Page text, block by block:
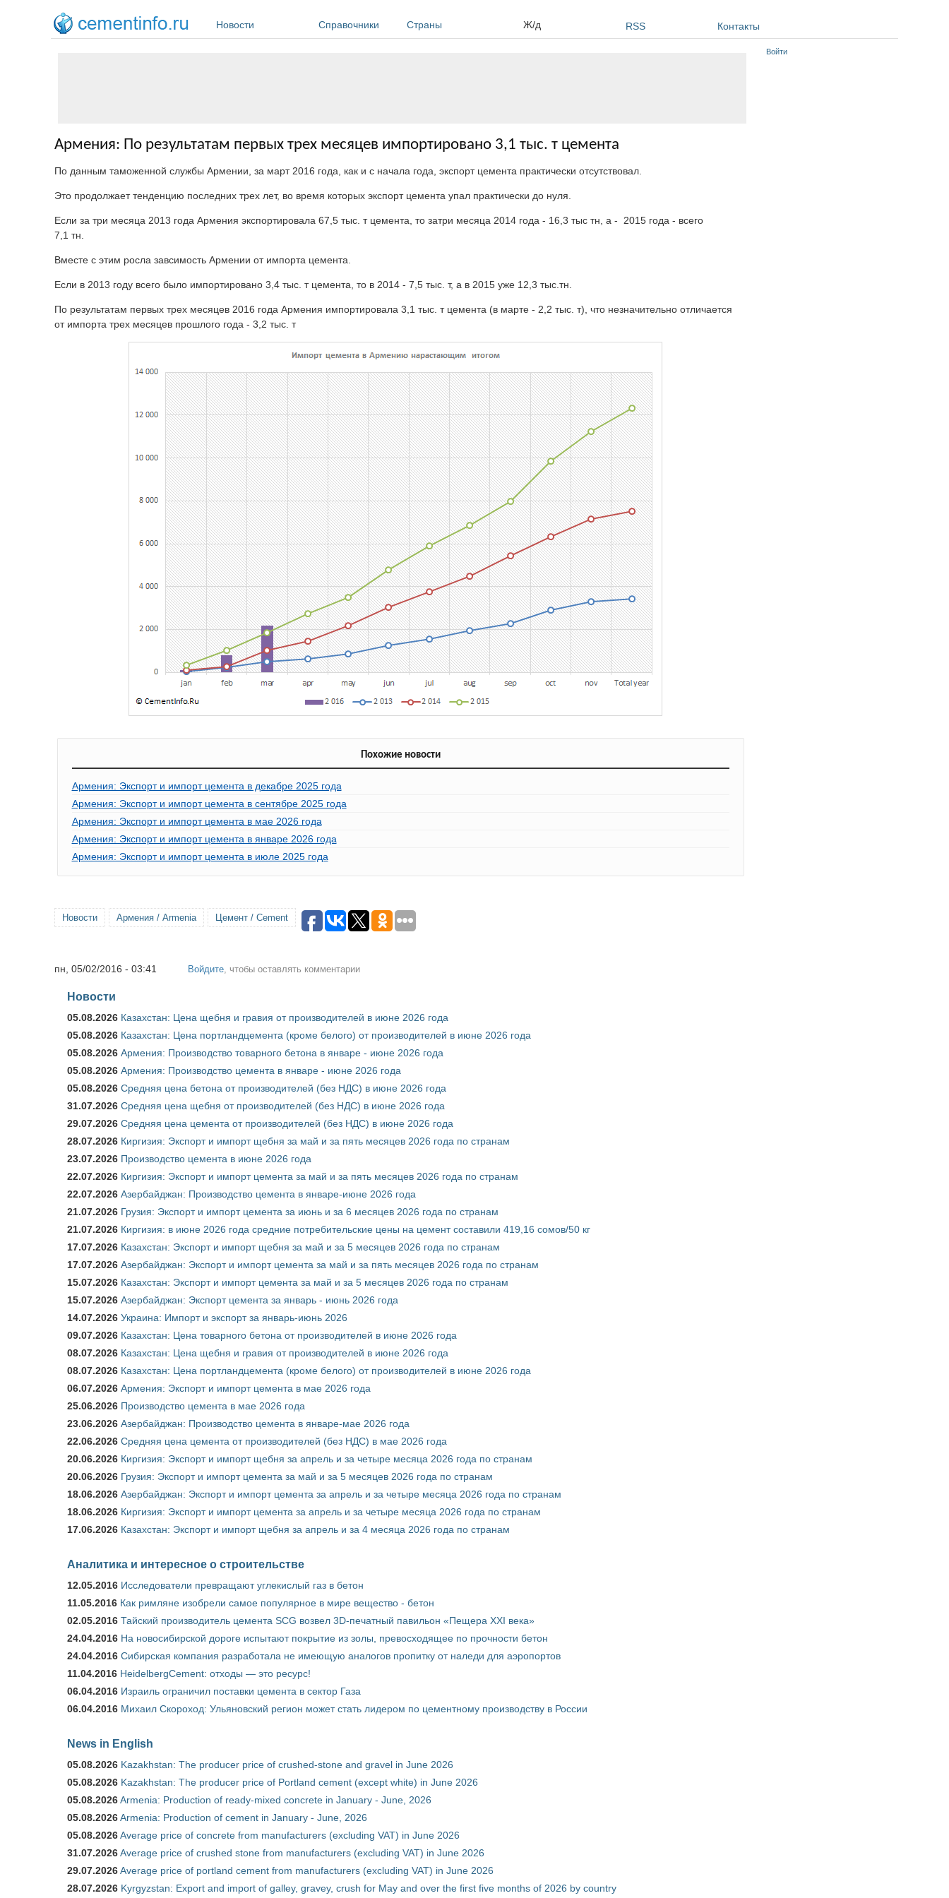
Новости
Справочники Страны Ж/д RSS Контакты
Армения: По результатам первых трех месяцев импортировано 3,1 тыс. т цемента
По данным таможенной службы Армении, за март 2016 года, как и с начала года, экспорт цемента практически отсутствовал.
Это продолжает тенденцию последних трех лет, во время которых экспорт цемента упал практически до нуля.
Если за три месяца 2013 года Армения экспортировала 67,5 тыс. т цемента, то затри месяца 2014 года - 16,3 тыс тн, а - 2015 года - всего
7,1 тн.
Вместе с этим росла завсимость Армении от импорта цемента.
Если в 2013 году всего было импортировано 3,4 тыс. т цемента, то в 2014 - 7,5 тыс. т, а в 2015 уже 12,3 тыс.тн.
По результатам первых трех месяцев 2016 года Армения импортировала 3,1 тыс. т цемента (в марте - 2,2 тыс. т), что незначительно отличается
от импорта трех месяцев прошлого года - 3,2 тыс. т
Похожие новости
Армения: Экспорт и импорт цемента в декабре 2025 года
Армения: Экспорт и импорт цемента в сентябре 2025 года
Армения: Экспорт и импорт цемента в мае 2026 года
Армения: Экспорт и импорт цемента в январе 2026 года
Армения: Экспорт и импорт цемента в июле 2025 года
Новости Армения / Armenia Цемент / Cement
пн, 05/02/2016 - 03:41 Войдите , чтобы оставлять комментарии
Новости
05.08.2026 Казахстан: Цена щебня и гравия от производителей в июне 2026 года
05.08.2026 Казахстан: Цена портландцемента (кроме белого) от производителей в июне 2026 года
05.08.2026 Армения: Производство товарного бетона в январе - июне 2026 года
05.08.2026 Армения: Производство цемента в январе - июне 2026 года
05.08.2026 Средняя цена бетона от производителей (без НДС) в июне 2026 года
31.07.2026 Средняя цена щебня от производителей (без НДС) в июне 2026 года
29.07.2026 Средняя цена цемента от производителей (без НДС) в июне 2026 года
28.07.2026 Киргизия: Экспорт и импорт щебня за май и за пять месяцев 2026 года по странам
23.07.2026 Производство цемента в июне 2026 года
22.07.2026 Киргизия: Экспорт и импорт цемента за май и за пять месяцев 2026 года по странам
22.07.2026 Азербайджан: Производство цемента в январе-июне 2026 года
21.07.2026 Грузия: Экспорт и импорт цемента за июнь и за 6 месяцев 2026 года по странам
21.07.2026 Киргизия: в июне 2026 года средние потребительские цены на цемент составили 419,16 сомов/50 кг
17.07.2026 Казахстан: Экспорт и импорт щебня за май и за 5 месяцев 2026 года по странам
17.07.2026 Азербайджан: Экспорт и импорт цемента за май и за пять месяцев 2026 года по странам
15.07.2026 Казахстан: Экспорт и импорт цемента за май и за 5 месяцев 2026 года по странам
15.07.2026 Азербайджан: Экспорт цемента за январь - июнь 2026 года
14.07.2026 Украина: Импорт и экспорт за январь-июнь 2026
09.07.2026 Казахстан: Цена товарного бетона от производителей в июне 2026 года
08.07.2026 Казахстан: Цена щебня и гравия от производителей в июне 2026 года
08.07.2026 Казахстан: Цена портландцемента (кроме белого) от производителей в июне 2026 года
06.07.2026 Армения: Экспорт и импорт цемента в мае 2026 года
25.06.2026 Производство цемента в мае 2026 года
23.06.2026 Азербайджан: Производство цемента в январе-мае 2026 года
22.06.2026 Средняя цена цемента от производителей (без НДС) в мае 2026 года
20.06.2026 Киргизия: Экспорт и импорт щебня за апрель и за четыре месяца 2026 года по странам
20.06.2026 Грузия: Экспорт и импорт цемента за май и за 5 месяцев 2026 года по странам
18.06.2026 Азербайджан: Экспорт и импорт цемента за апрель и за четыре месяца 2026 года по странам
18.06.2026 Киргизия: Экспорт и импорт цемента за апрель и за четыре месяца 2026 года по странам
17.06.2026 Казахстан: Экспорт и импорт щебня за апрель и за 4 месяца 2026 года по странам
Аналитика и интересное о строительстве
12.05.2016 Исследователи превращают углекислый газ в бетон
11.05.2016 Как римляне изобрели самое популярное в мире вещество - бетон
02.05.2016 Тайский производитель цемента SCG возвел 3D-печатный павильон «Пещера XXI века»
24.04.2016 На новосибирской дороге испытают покрытие из золы, превосходящее по прочности бетон
24.04.2016 Сибирская компания разработала не имеющую аналогов пропитку от наледи для аэропортов
11.04.2016 HeidelbergCement: отходы — это ресурс!
06.04.2016 Израиль ограничил поставки цемента в сектор Газа
06.04.2016 Михаил Скороход: Ульяновский регион может стать лидером по цементному производству в России
News in English
05.08.2026 Kazakhstan: The producer price of crushed-stone and gravel in June 2026
05.08.2026 Kazakhstan: The producer price of Portland cement (except white) in June 2026
05.08.2026Armenia: Production of ready-mixed concrete in January - June, 2026
05.08.2026Armenia: Production of cement in January - June, 2026
05.08.2026Average price of concrete from manufacturers (excluding VAT) in June 2026
31.07.2026Average price of crushed stone from manufacturers (excluding VAT) in June 2026
29.07.2026Average price of portland cement from manufacturers (excluding VAT) in June 2026
28.07.2026 Kyrgyzstan: Export and import of galley, gravey, crush for May and over the first five months of 2026 by country
Войти